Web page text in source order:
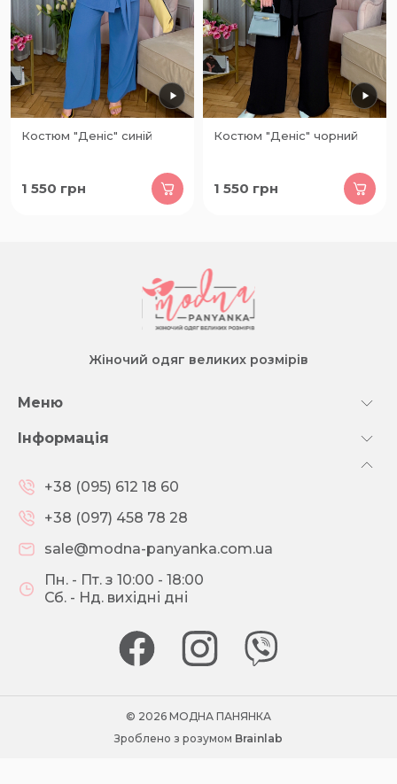
Костюм "Деніс" синій
1 550 грн
Костюм "Деніс" чорний
1 550 грн
Жіночий одяг великих розмірів
Меню
Інформація
+38 (095) 612 18 60
+38 (097) 458 78 28
sale@modna-panyanka.com.ua
Пн. - Пт. з 10:00 - 18:00
Сб. - Нд. вихідні дні
© 2026 МОДНА ПАНЯНКА
Зроблено з розумом Brainlab